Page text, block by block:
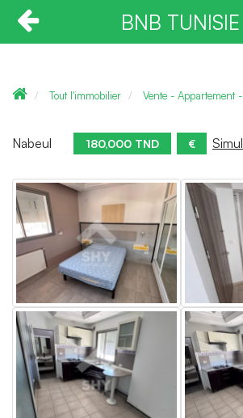
BNB TUNISIE
Tout l'immobilier Vente - Appartement
Nabeul 180,000 TND €